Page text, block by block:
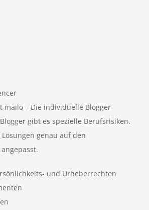
mailo – Die individuelle Blogger-
gibt es spezielle Berufsrisiken.
genau auf den
und Urheberrechten